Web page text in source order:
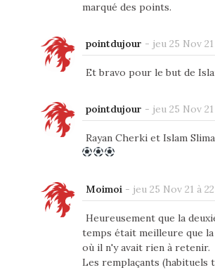
marqué des points.
pointdujour - jeu 25 Nov
Et bravo pour le but de
pointdujour - jeu 25 Nov
Rayan Cherki et Islam
Moimoi- jeu 25 Nov 21 à
Heureusement que la
temps était meilleure que
où il n'y avait rien à retenir.
Les remplaçants (habituels